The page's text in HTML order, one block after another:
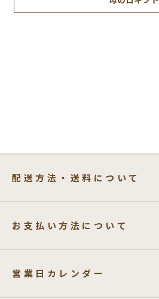
配送方法・送料について
お支払い方法について
営業日カレンダー